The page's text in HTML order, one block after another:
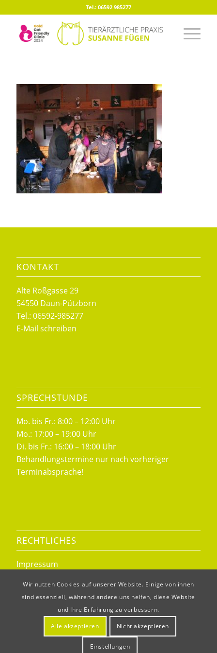
Tel.: 06592 985277
KONTAKT
Alte Roßgasse 29
54550 Daun-Pützborn
Tel.: 06592-985277
E-Mail schreiben
SPRECHSTUNDE
Mo. bis Fr.: 8:00 – 12:00 Uhr
Mo.: 17:00 – 19:00 Uhr
Di. bis Fr.: 16:00 – 18:00 Uhr
Behandlungstermine nur nach vorheriger
Terminabsprache!
RECHTLICHES
Impressum
Wir nutzen Cookies auf unserer Website. Einige von ihnen
sind essenziell, während andere uns helfen, diese Website
und Ihre Erfahrung zu verbessern.
Alle akzeptieren Nicht akzeptieren
Einstellungen